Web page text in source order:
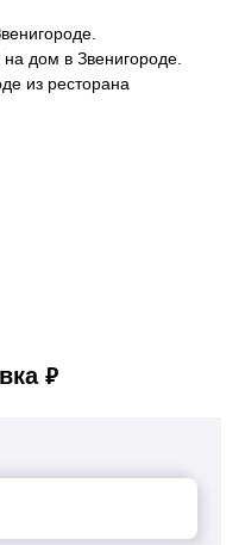
на дом в Звенигороде.
из ресторана
руб